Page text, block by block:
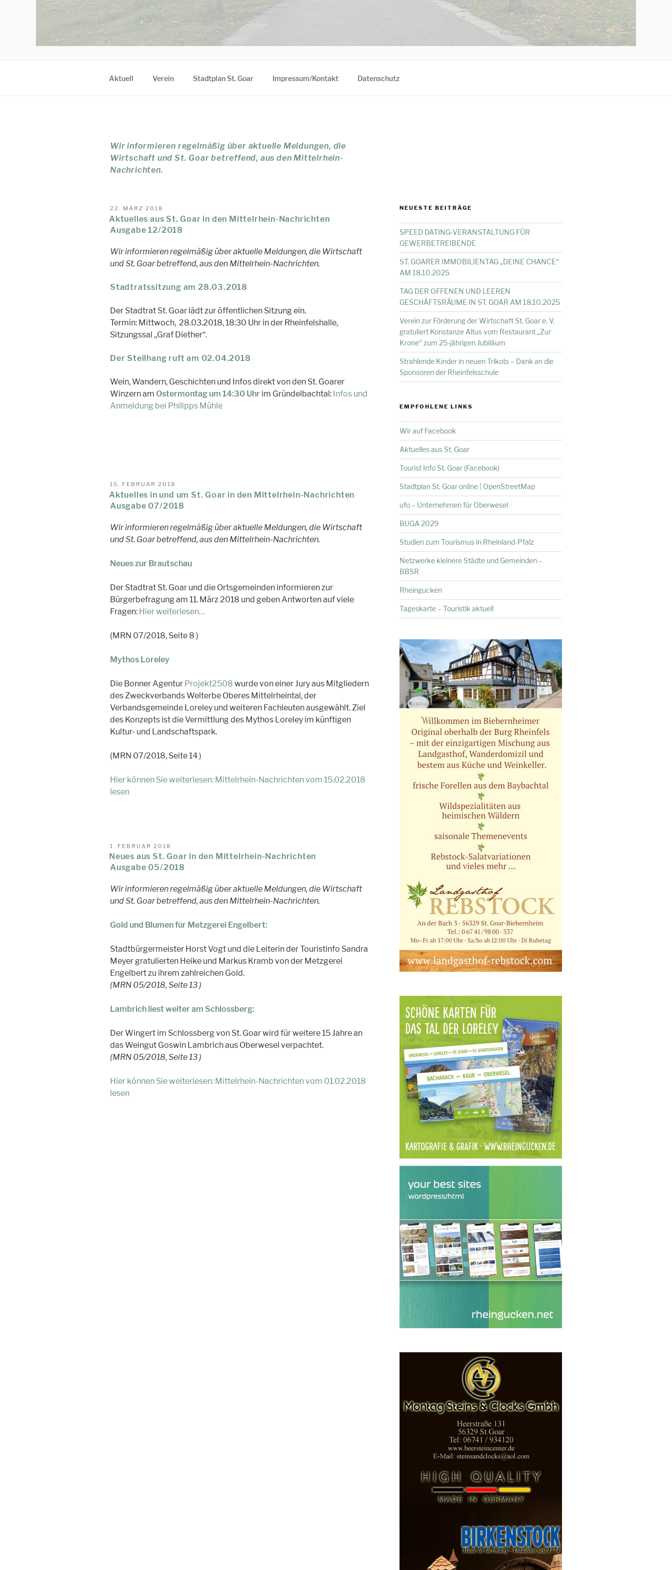
Aktuell Verein Stadtplan St. Goar Impressum/Kontakt Datenschutz
Wir informieren regelmäßig über aktuelle Meldungen, die
Wirtschaft und St. Goar betreffend, aus den Mittelrhein-
Nachrichten.
VERÖFFENTLICHT
AM
22. MÄRZ 2018
Aktuelles aus St. Goar in den Mittelrhein-Nachrichten
Ausgabe 12/2018
Wir informieren regelmäßig über aktuelle Meldungen, die Wirtschaft
und St. Goar betreffend, aus den Mittelrhein-Nachrichten.
Stadtratssitzung am 28.03.2018
Der Stadtrat St. Goar lädt zur öffentlichen Sitzung ein.
Termin: Mittwoch, 28.03.2018, 18:30 Uhr in der Rheinfelshalle,
Sitzungssal „Graf Diether“.
Der Steilhang ruft am 02.04.2018
Wein, Wandern, Geschichten und Infos direkt von den St. Goarer
Winzern am Ostermontag um 14:30 Uhr im Gründelbachtal: Infos und
Anmeldung bei Philipps Mühle
VERÖFFENTLICHT
AM
15. FEBRUAR 2018
Aktuelles in und um St. Goar in den Mittelrhein-Nachrichten
Ausgabe 07/2018
Wir informieren regelmäßig über aktuelle Meldungen, die Wirtschaft
und St. Goar betreffend, aus den Mittelrhein-Nachrichten.
Neues zur Brautschau
Der Stadtrat St. Goar und die Ortsgemeinden informieren zur
Bürgerbefragung am 11. März 2018 und geben Antworten auf viele
Fragen: Hier weiterlesen…
(MRN 07/2018, Seite 8 )
Mythos Loreley
Die Bonner Agentur Projekt2508 wurde von einer Jury aus Mitgliedern
des Zweckverbands Welterbe Oberes Mittelrheintal, der
Verbandsgemeinde Loreley und weiteren Fachleuten ausgewählt. Ziel
des Konzepts ist die Vermittlung des Mythos Loreley im künftigen
Kultur- und Landschaftspark.
(MRN 07/2018, Seite 14 )
Hier können Sie weiterlesen: Mittelrhein-Nachrichten vom 15.02.2018
lesen
VERÖFFENTLICHT
AM
1. FEBRUAR 2018
Neues aus St. Goar in den Mittelrhein-Nachrichten
Ausgabe 05/2018
Wir informieren regelmäßig über aktuelle Meldungen, die Wirtschaft
und St. Goar betreffend, aus den Mittelrhein-Nachrichten.
Gold und Blumen für Metzgerei Engelbert:
Stadtbürgermeister Horst Vogt und die Leiterin der Touristinfo Sandra
Meyer gratulierten Heike und Markus Kramb von der Metzgerei
Engelbert zu ihrem zahlreichen Gold.
(MRN 05/2018, Seite 13 )
Lambrich liest weiter am Schlossberg:
Der Wingert im Schlossberg von St. Goar wird für weitere 15 Jahre an
das Weingut Goswin Lambrich aus Oberwesel verpachtet.
(MRN 05/2018, Seite 13 )
Hier können Sie weiterlesen: Mittelrhein-Nachrichten vom 01.02.2018
lesen
NEUESTE BEITRÄGE
SPEED DATING-VERANSTALTUNG FÜR
GEWERBETREIBENDE
ST. GOARER IMMOBILIENTAG „DEINE CHANCE“
AM 18.10.2025
TAG DER OFFENEN UND LEEREN
GESCHÄFTSRÄUME IN ST. GOAR AM 18.10.2025
Verein zur Förderung der Wirtschaft St. Goar e. V.
gratuliert Konstanze Altus vom Restaurant „Zur
Krone“ zum 25-jährigen Jubiläum
Strahlende Kinder in neuen Trikots – Dank an die
Sponsoren der Rheinfelsschule
EMPFOHLENE LINKS
Wir auf Facebook
Aktuelles aus St. Goar
Tourist Info St. Goar (Facebook)
Stadtplan St. Goar online | OpenStreetMap
ufo – Unternehmen für Oberwesel
BUGA 2029
Studien zum Tourismus in Rheinland-Pfalz
Netzwerke kleinere Städte und Gemeinden –
BBSR
Rheingucken
Tageskarte – Touristik aktuell